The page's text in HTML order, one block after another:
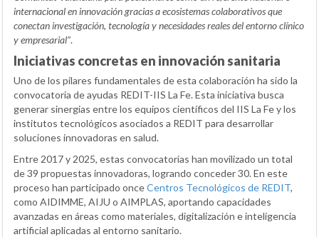
internacional en innovación gracias a ecosistemas colaborativos que
conectan investigación, tecnología y necesidades reales del entorno clínico
y empresarial”.
Iniciativas concretas en innovación sanitaria
Uno de los pilares fundamentales de esta colaboración ha sido la
convocatoria de ayudas REDIT-IIS La Fe. Esta iniciativa busca
generar sinergias entre los equipos científicos del IIS La Fe y los
institutos tecnológicos asociados a REDIT para desarrollar
soluciones innovadoras en salud.
Entre 2017 y 2025, estas convocatorias han movilizado un total
de 39 propuestas innovadoras, logrando conceder 30. En este
proceso han participado onceCentros Tecnológicos de REDIT,
como AIDIMME, AIJU o AIMPLAS, aportando capacidades
avanzadas en áreas como materiales, digitalización e inteligencia
artificial aplicadas al entorno sanitario.